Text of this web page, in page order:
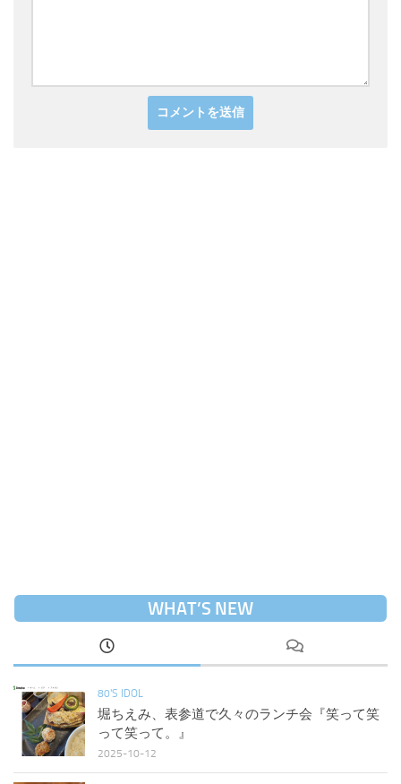
WHAT’S NEW
80'S IDOL
堀ちえみ、表参道で久々のランチ会『笑って笑
って笑って。』
2025-10-12